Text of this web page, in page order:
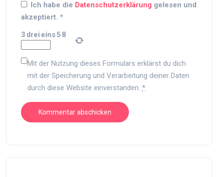
Ich habe die Datenschutzerklärung gelesen und
akzeptiert. *
3 drei eins5 8
Mit der Nutzung dieses Formulars erklärst du dich
mit der Speicherung und Verarbeitung deiner Daten
durch diese Website einverstanden. *